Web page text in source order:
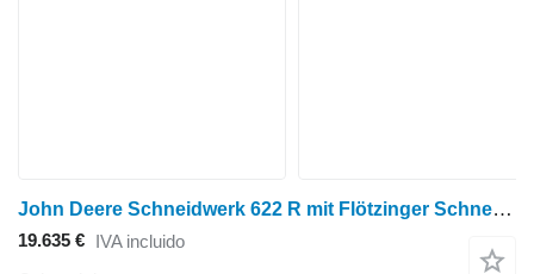
John Deere Schneidwerk 622 R mit Flötzinger Schneidwerkswagen
19.635 € IVA incluido